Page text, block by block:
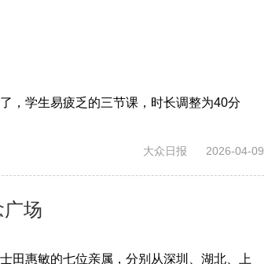
，学生易疲乏的三节课，时长调整为40分
大众日报 2026-04-09
场
田惠敏的七位亲属，分别从深圳、湖北、上